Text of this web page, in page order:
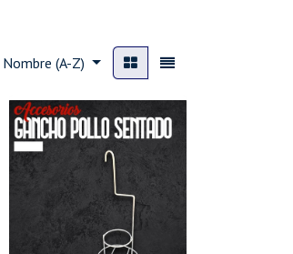
Nombre (A-Z)